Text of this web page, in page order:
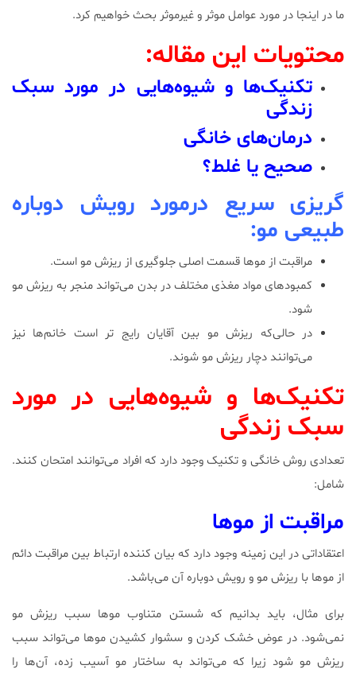
ما در اینجا در مورد عوامل موثر و غیر‌موثر ‌بحث خواهیم کرد.
محتویات این مقاله:
تکنیک‌ها و شیوه‌هایی در مورد سبک
زندگی
درمان‌های خانگی
صحیح یا غلط؟
گریزی سریع درمورد رویش دوباره
طبیعی مو:
مراقبت از موها قسمت اصلی جلوگیری از ریزش مو است.
کمبود‌های مواد مغذی مختلف در بدن می‌تواند منجر به ریزش مو
شود.
در حالی‌که ریزش مو بین آقایان رایج تر است خانم‌ها نیز
می‌توانند دچار ریزش مو شوند.
تکنیک‌ها و شیوه‌هایی در مورد
سبک زندگی
تعدادی روش خانگی و تکنیک وجود دارد که افراد می‌توانند امتحان کنند.
شامل:
مراقبت از موها
اعتقاداتی در این زمینه وجود دارد که بیان کننده ارتباط بین مراقبت دائم
از موها با ریزش مو و رویش دوباره آن می‌باشد.
برای مثال، باید بدانیم که شستن متناوب موها سبب ریزش مو
نمی‌شود. در عوض خشک کردن و سشوار کشیدن موها می‌تواند سبب
ریزش مو شود زیرا که می‌تواند به ساختار مو آسیب زده، آن‌ها را